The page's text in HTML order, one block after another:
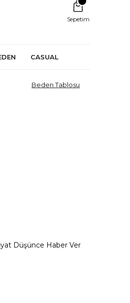
Sepetim
CASUAL
Düşünce Haber Ver
Beden Tablosu